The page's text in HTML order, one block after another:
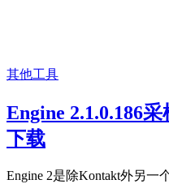
其他工具
Engine 2.1.0.186
下载
Engine 2是除Kontakt外另一